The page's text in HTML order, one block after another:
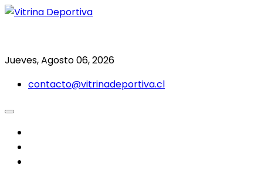
Saltar
Jueves, Agosto 06, 2026
contacto@vitrinadeportiva.cl